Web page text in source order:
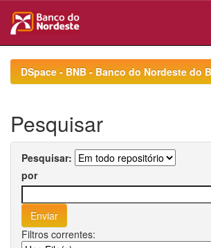
navigationDSpace - BNB - Banco do Nordeste do
Pesquisar
Pesquisar:
por
Filtros correntes: